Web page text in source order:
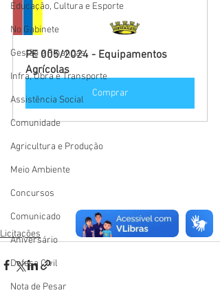
Educação, Cultura e Esporte
No Gabinete
Gestão e Finanças
Infra, Obra e Transporte
Assistência Social
Comunidade
Agricultura e Produção
Meio Ambiente
Concursos
Comunicado
Aniversário
Defesa Civil
Nota de Pesar
PE 005/2024 - Equipamentos
Agrícolas
Comprar
Licitações